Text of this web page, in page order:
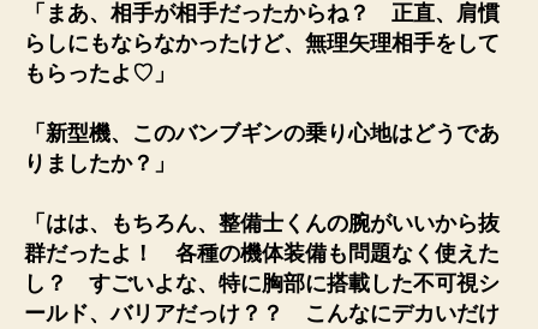
「まあ、相手が相手だったからね？ 正直、肩慣
らしにもならなかったけど、無理矢理相手をして
もらったよ♡」
「新型機、このバンブギンの乗り心地はどうであ
りましたか？」
「はは、もちろん、整備士くんの腕がいいから抜
群だったよ！ 各種の機体装備も問題なく使えた
し？ すごいよな、特に胸部に搭載した不可視シ
ールド、バリアだっけ？？ こんなにデカいだけ